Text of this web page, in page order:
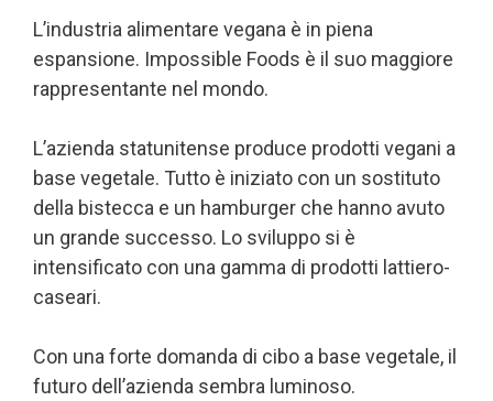
L’industria alimentare vegana è in piena
espansione. Impossible Foods è il suo maggiore
rappresentante nel mondo.
L’azienda statunitense produce prodotti vegani a
base vegetale. Tutto è iniziato con un sostituto
della bistecca e un hamburger che hanno avuto
un grande successo. Lo sviluppo si è
intensificato con una gamma di prodotti lattiero-
caseari.
Con una forte domanda di cibo a base vegetale, il
futuro dell’azienda sembra luminoso.